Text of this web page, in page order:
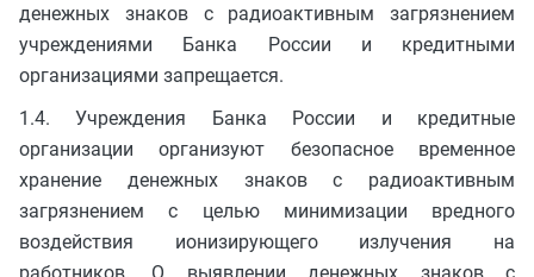
денежных знаков с радиоактивным загрязнением
учреждениями Банка России и кредитными
организациями запрещается.
1.4. Учреждения Банка России и кредитные
организации организуют безопасное временное
хранение денежных знаков с радиоактивным
загрязнением с целью минимизации вредного
воздействия ионизирующего излучения на